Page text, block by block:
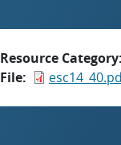
Resource Category
File